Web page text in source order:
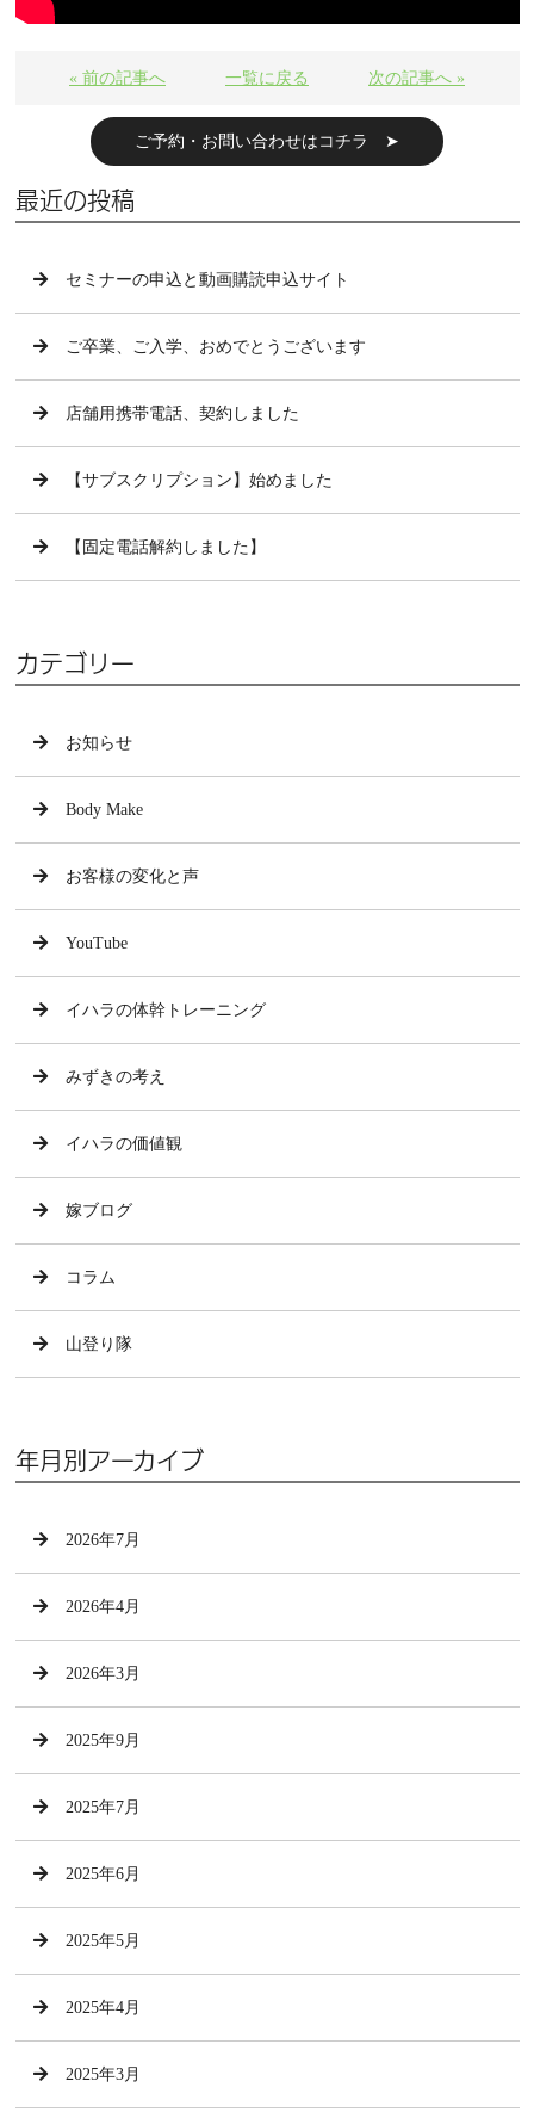
« 前の記事へ 一覧に戻る 次の記事へ »
ご予約・お問い合わせはコチラ ➤
最近の投稿
セミナーの申込と動画購読申込サイト
ご卒業、ご入学、おめでとうございます
店舗用携帯電話、契約しました
【サブスクリプション】始めました
【固定電話解約しました】
カテゴリー
お知らせ
Body Make
お客様の変化と声
YouTube
イハラの体幹トレーニング
みずきの考え
イハラの価値観
嫁ブログ
コラム
山登り隊
年月別アーカイブ
2026年7月
2026年4月
2026年3月
2025年9月
2025年7月
2025年6月
2025年5月
2025年4月
2025年3月